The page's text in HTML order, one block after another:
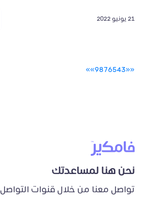
21 يونيو 2022
«
«
3
4
5
6
7
8
9
»
»
نحن هنا لمساعدتك
تواصل معنا من خلال قنوات التواصل